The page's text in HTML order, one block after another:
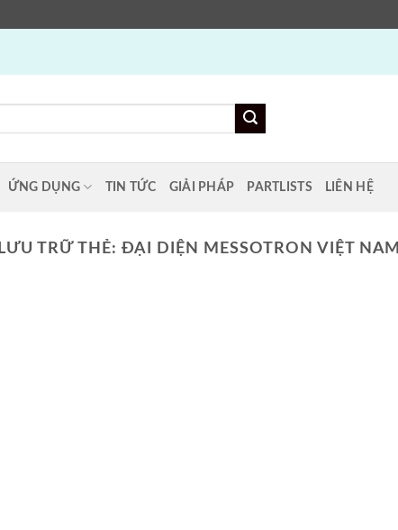
ỨNG DỤNG TIN TỨC GIẢI PHÁP PARTLISTS LIÊN HỆ
LƯU TRỮ THẺ: ĐẠI DIỆN MESSOTRON VIỆT NAM